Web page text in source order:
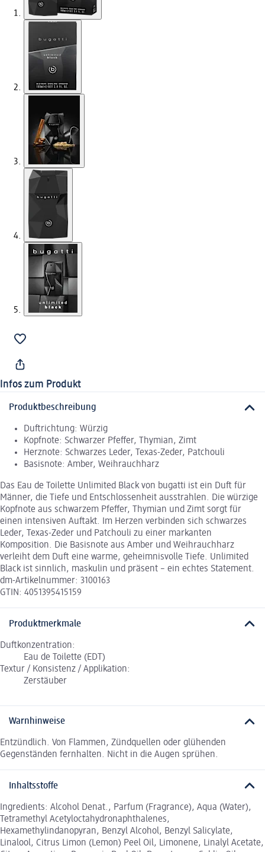
Infos zum Produkt
Produktbeschreibung
Duftrichtung: Würzig
Kopfnote: Schwarzer Pfeffer, Thymian, Zimt
Herznote: Schwarzes Leder, Texas-Zeder, Patchouli
Basisnote: Amber, Weihrauchharz
Das Eau de Toilette Unlimited Black von bugatti ist ein Duft für
Männer, die Tiefe und Entschlossenheit ausstrahlen. Die würzige
Kopfnote aus schwarzem Pfeffer, Thymian und Zimt sorgt für
einen intensiven Auftakt. Im Herzen verbinden sich schwarzes
Leder, Texas-Zeder und Patchouli zu einer markanten
Komposition. Die Basisnote aus Amber und Weihrauchharz
verleiht dem Duft eine warme, geheimnisvolle Tiefe. Unlimited
Black ist sinnlich, maskulin und präsent – ein echtes Statement.
dm-Artikelnummer: 3100163
GTIN: 4051395415159
Produktmerkmale
Duftkonzentration:
Eau de Toilette (EDT)
Textur / Konsistenz / Applikation:
Zerstäuber
Warnhinweise
Entzündlich. Von Flammen, Zündquellen oder glühenden
Gegenständen fernhalten. Nicht in die Augen sprühen.
Inhaltsstoffe
Ingredients: Alcohol Denat., Parfum (Fragrance), Aqua (Water),
Tetramethyl Acetyloctahydronaphthalenes,
Hexamethylindanopyran, Benzyl Alcohol, Benzyl Salicylate,
Linalool, Citrus Limon (Lemon) Peel Oil, Limonene, Linalyl Acetate,